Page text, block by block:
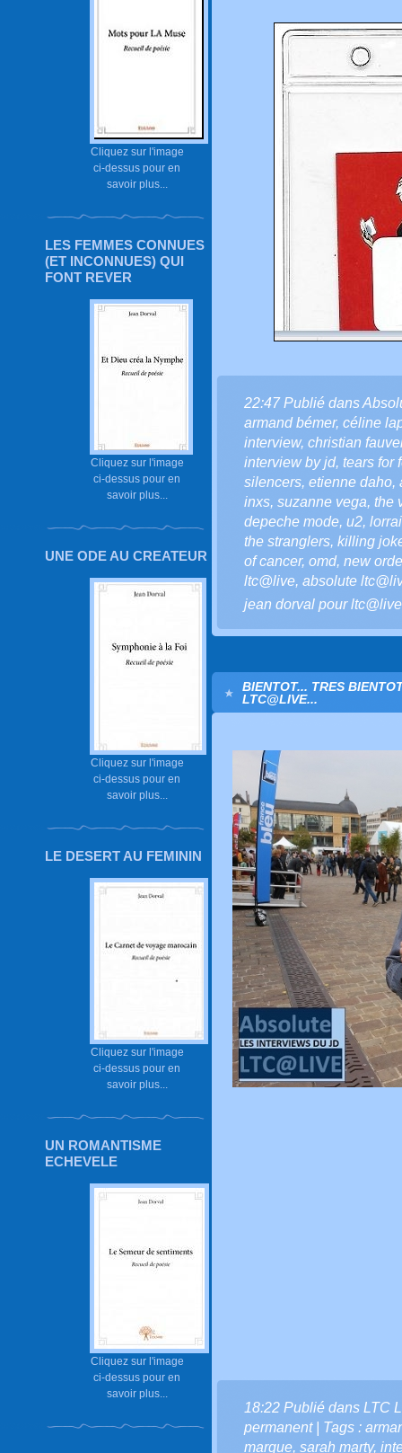
Cliquez sur l'image
ci-dessus pour en
savoir plus...
LES FEMMES CONNUES
(ET INCONNUES) QUI
FONT REVER
Cliquez sur l'image
ci-dessus pour en
savoir plus...
UNE ODE AU CREATEUR
Cliquez sur l'image
ci-dessus pour en
savoir plus...
LE DESERT AU FEMININ
Cliquez sur l'image
ci-dessus pour en
savoir plus...
UN ROMANTISME
ECHEVELE
Cliquez sur l'image
ci-dessus pour en
savoir plus...
22:47 Publié dans
armand bémer, céline
interview, christian
interview by jd, tears for
silencers, etienne daho,
inxs, suzanne vega, the
depeche mode, u2,
the stranglers, killing
of cancer, omd, new
ltc@live, absolute
jean dorval pour ltc@live
BIENTOT... TRES
LTC@LIVE...
18:22 Publié dans LTC
permanent| Tags :
marque, sarah marty,